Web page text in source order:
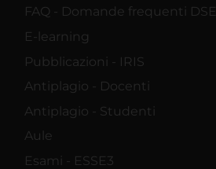
FAQ - Domande frequenti DSE
E-learning
Pubblicazioni - IRIS
Antiplagio - Docenti
Antiplagio - Studenti
Aule
Esami - ESSE3